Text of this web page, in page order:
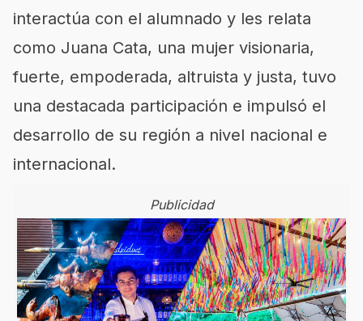
interactúa con el alumnado y les relata
como Juana Cata, una mujer visionaria,
fuerte, empoderada, altruista y justa, tuvo
una destacada participación e impulsó el
desarrollo de su región a nivel nacional e
internacional.
Publicidad